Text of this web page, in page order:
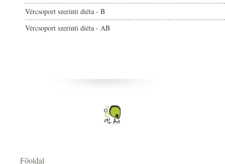
Vércsoport szerinti diéta - B
Vércsoport szerinti diéta - AB
Főoldal